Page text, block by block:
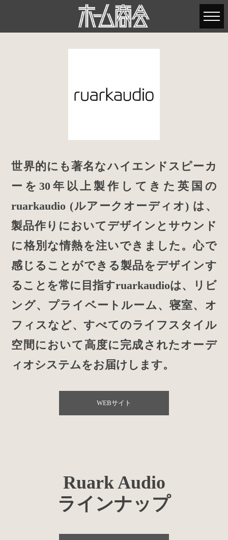
世界的にも著名なハイエンドスピーカ
ーを30年以上製作してきた英国の
ruarkaudio (ルアークオーディオ) は、
製品作りにおいてデザインとサウンド
に格別な情熱を注いできました。心で
感じることができる製品をデザインす
ることを常に目指すruarkaudioは、リビ
ング、プライベートルーム、寝室、オ
フィスなど、すべてのライフスタイル
空間において高度に完成されたオーデ
ィオシステムをお届けします。
WEBサイト
Ruark Audio
ラインナップ